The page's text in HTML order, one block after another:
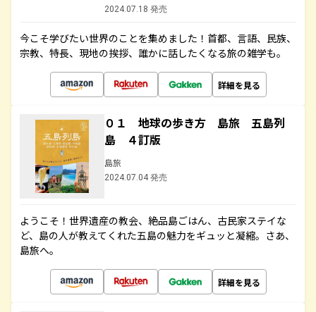
2024.07.18 発売
今こそ学びたい世界のことを集めました！首都、言語、民族、
宗教、特長、現地の挨拶、誰かに話したくなる旅の雑学も。
詳細を見る
０１ 地球の歩き方 島旅 五島列
島 ４訂版
島旅
2024.07.04 発売
ようこそ！世界遺産の教会、絶品島ごはん、古民家ステイな
ど、島の人が教えてくれた五島の魅力をギュッと凝縮。さあ、
島旅へ。
詳細を見る